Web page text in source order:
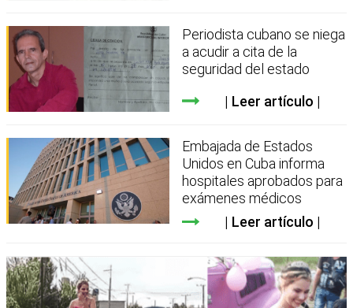
Periodista cubano se niega
a acudir a cita de la
seguridad del estado
Leer artículo
Embajada de Estados
Unidos en Cuba informa
hospitales aprobados para
exámenes médicos
Leer artículo